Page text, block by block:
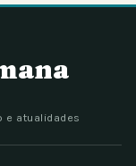
e atualidades